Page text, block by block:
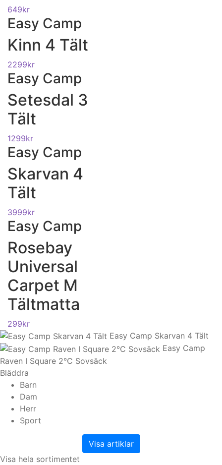
649kr
Easy Camp
Kinn 4 Tält
2299kr
Easy Camp
Setesdal 3
Tält
1299kr
Easy Camp
Skarvan 4
Tält
3999kr
Easy Camp
Rosebay
Universal
Carpet M
Tältmatta
299kr
Easy Camp Skarvan 4 Tält
Easy Camp
Raven I Square 2°C Sovsäck
Bläddra
Barn
Dam
Herr
Sport
Visa artiklar
Visa hela sortimentet